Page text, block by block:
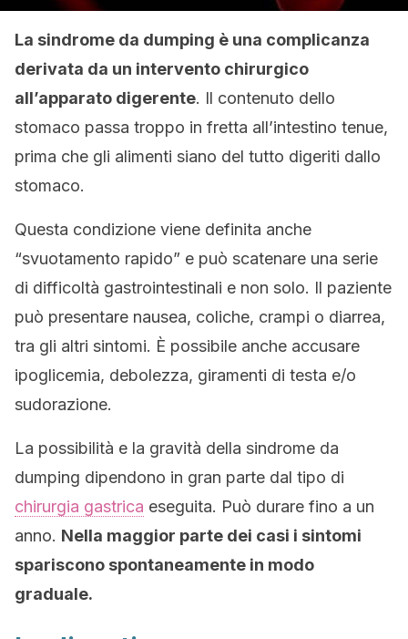
La sindrome da dumping è una complicanza
derivata da un intervento chirurgico
all’apparato digerente. Il contenuto dello
stomaco passa troppo in fretta all’intestino tenue,
prima che gli alimenti siano del tutto digeriti dallo
stomaco.
Questa condizione viene definita anche
“svuotamento rapido” e può scatenare una serie
di difficoltà gastrointestinali e non solo. Il paziente
può presentare nausea, coliche, crampi o diarrea,
tra gli altri sintomi. È possibile anche accusare
ipoglicemia, debolezza, giramenti di testa e/o
sudorazione.
La possibilità e la gravità della sindrome da
dumping dipendono in gran parte dal tipo di
chirurgia gastrica eseguita. Può durare fino a un
anno. Nella maggior parte dei casi i sintomi
spariscono spontaneamente in modo
graduale.